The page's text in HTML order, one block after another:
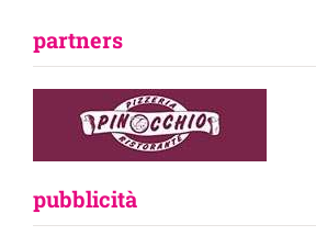
partners
pubblicità